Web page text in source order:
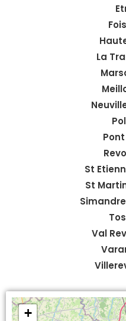
La
Pont
St
St
Val
+